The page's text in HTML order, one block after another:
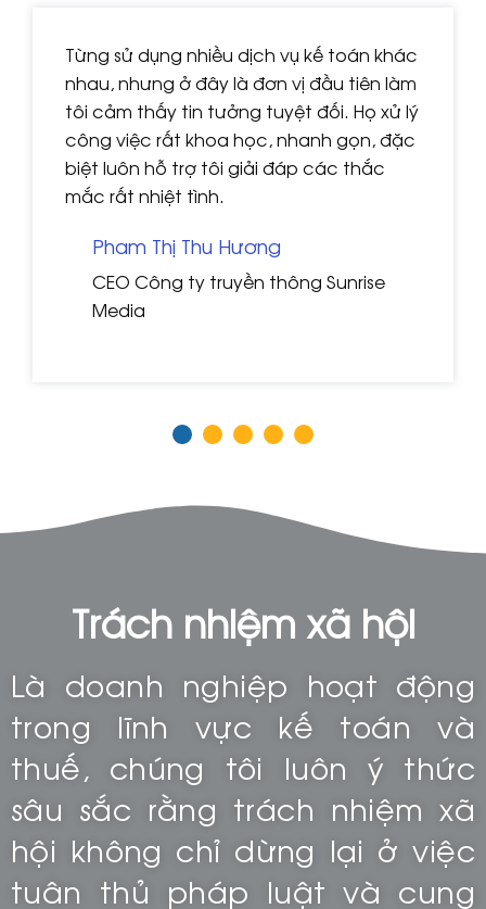
Từng sử dụng nhiều dịch vụ kế toán khác
nhau, nhưng ở đây là đơn vị đầu tiên làm
tôi cảm thấy tin tưởng tuyệt đối. Họ xử lý
công việc rất khoa học, nhanh gọn, đặc
biệt luôn hỗ trợ tôi giải đáp các thắc
mắc rất nhiệt tình.
Pham Thị Thu Hương
CEO Công ty truyền thông Sunrise
Media
Trách nhiệm xã hội
Là doanh nghiệp hoạt động
trong lĩnh vực kế toán và
thuế, chúng tôi luôn ý thức
sâu sắc rằng trách nhiệm xã
hội không chỉ dừng lại ở việc
tuân thủ pháp luật và cung